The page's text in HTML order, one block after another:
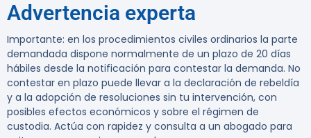
Advertencia experta
Importante: en los procedimientos civiles ordinarios la parte
demandada dispone normalmente de un plazo de 20 días
hábiles desde la notificación para contestar la demanda. No
contestar en plazo puede llevar a la declaración de rebeldía
y a la adopción de resoluciones sin tu intervención, con
posibles efectos económicos y sobre el régimen de
custodia. Actúa con rapidez y consulta a un abogado para